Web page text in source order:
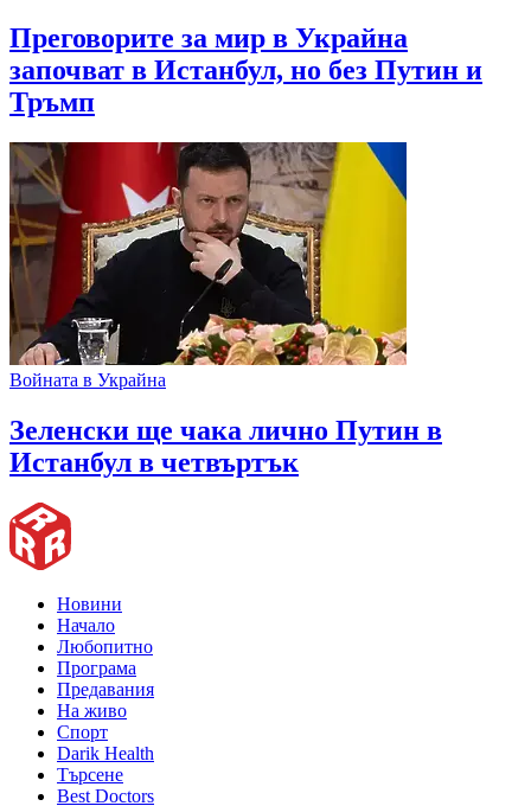
Преговорите за мир в Украйна
започват в Истанбул, но без Путин и
Тръмп
Войната в Украйна
Зеленски ще чака лично Путин в
Истанбул в четвъртък
Новини
Начало
Любопитно
Програма
Предавания
На живо
Спорт
Darik Health
Търсене
Best Doctors